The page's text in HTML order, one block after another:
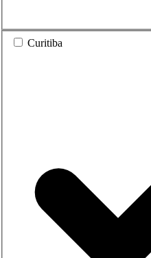
Curitiba